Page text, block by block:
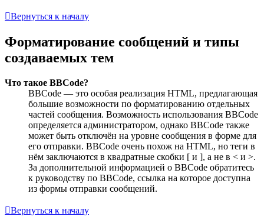
Вернуться к началу
Форматирование сообщений и типы
создаваемых тем
Что такое BBCode?
BBCode — это особая реализация HTML, предлагающая
большие возможности по форматированию отдельных
частей сообщения. Возможность использования BBCode
определяется администратором, однако BBCode также
может быть отключён на уровне сообщения в форме для
его отправки. BBCode очень похож на HTML, но теги в
нём заключаются в квадратные скобки [ и ], а не в < и >.
За дополнительной информацией о BBCode обратитесь
к руководству по BBCode, ссылка на которое доступна
из формы отправки сообщений.
Вернуться к началу